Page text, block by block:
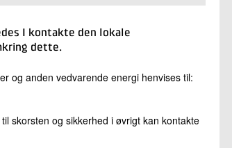
I kontakte den lokale
dette.
og anden vedvarende energi henvises til:
skorsten og sikkerhed i øvrigt kan kontakte